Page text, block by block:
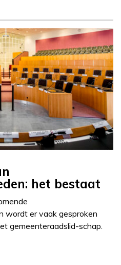
het bestaat
wordt er vaak gesproken
gemeenteraadslid-schap.